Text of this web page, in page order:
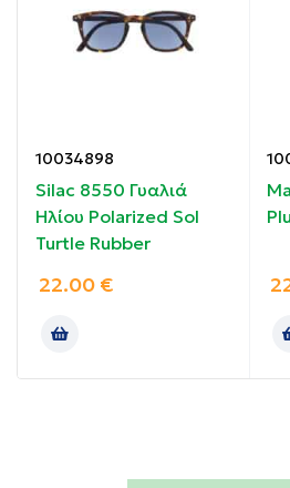
Περιορίζουν τις οριζόντιες
φωτός, επιτρέποντας μόνο
Οδηγίες χρήσης:
Τοποθετήστε τα γυαλιά στα
Συστατικά:
Κοκάλινος σκελετός.
10034898
Silac 8550 Γυαλιά
Ηλίου Polarized Sol
Turtle Rubber
22.00 €